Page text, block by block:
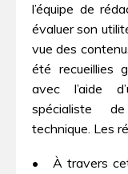
l’équipe de
évaluer son
vue des
été recueillies
avec l’aide
spécialiste
technique. Les
• À travers